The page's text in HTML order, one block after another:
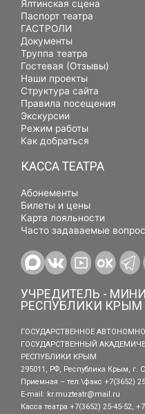
Ялтинская сцена
Паспорт театра
ГАСТРОЛИ
Документы
Труппа театра
Гостевая (Отзывы)
Наши проекты
Структура сайта
Правила посещения
Экскурсии
Режим работы
Как добраться
КАССА ТЕАТРА
Абонементы
Билеты и цены
Карта лояльности
Часто задаваемые
УЧРЕДИТЕЛЬ -
РЕСПУБЛИКИ КРЫМ
ГОСУДАРСТВЕННОЕ
ГОСУДАРСТВЕННЫЙ
РЕСПУБЛИКИ КРЫМ
295011, РФ, Республика Крым, г.
Приемная – тел.\факс +7(3652)
E-mail: kr.muzteatr@mail.ru
Касса театра +7(3652) 25-45-52,